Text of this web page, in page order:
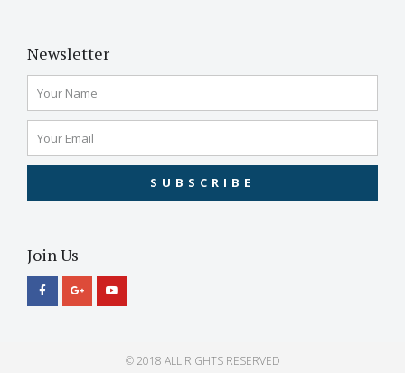
Newsletter
SUBSCRIBE
Join Us
© 2018 ALL RIGHTS RESERVED​